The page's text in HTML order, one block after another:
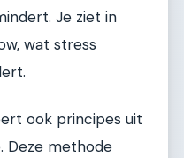
Je ziet in
wat stress
ook principes uit
Deze methode